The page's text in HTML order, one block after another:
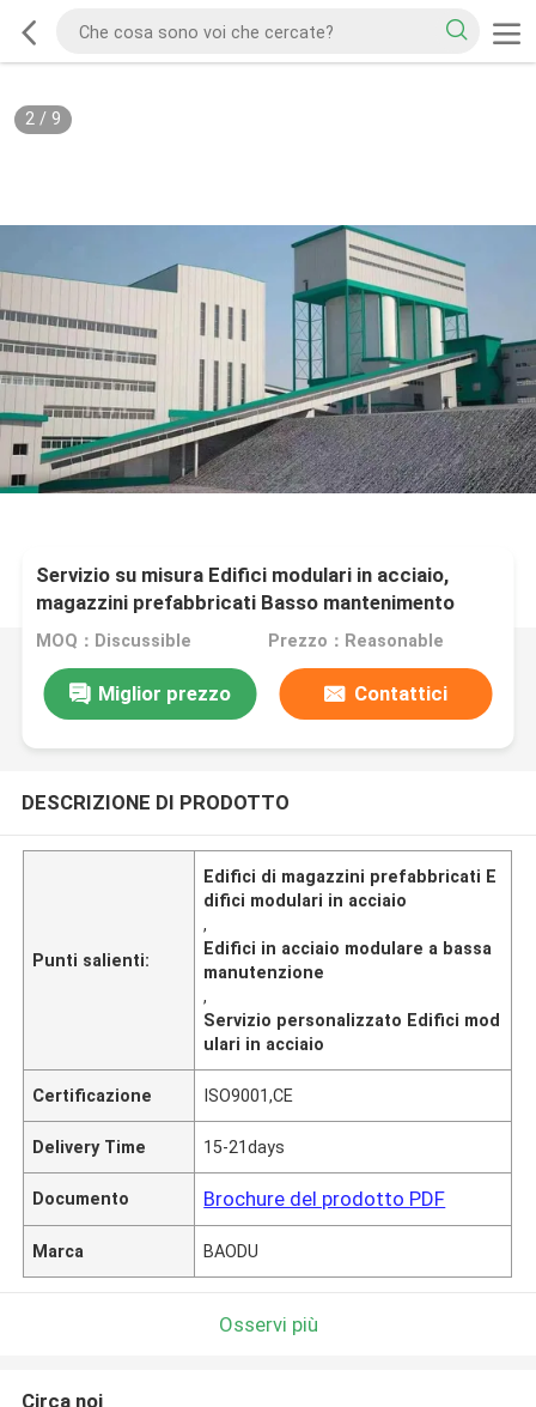
2/ 9
Servizio su misura Edifici modulari in acciaio,
magazzini prefabbricati Basso mantenimento
MOQ：Discussible Prezzo：Reasonable
Miglior prezzo Contattici
DESCRIZIONE DI PRODOTTO
Punti salienti:
Edifici di magazzini prefabbricati E
difici modulari in acciaio
,
Edifici in acciaio modulare a bassa
manutenzione
,
Servizio personalizzato Edifici mod
ulari in acciaio
Certificazione ISO9001,CE
Delivery Time 15-21days
Documento Brochure del prodotto PDF
Marca BAODU
Osservi più
Circa noi